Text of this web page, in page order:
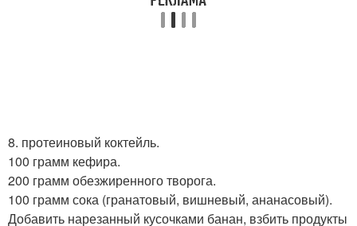
8. протеиновый коктейль.
100 грамм кефира.
200 грамм обезжиренного творога.
100 грамм сока (гранатовый, вишневый, ананасовый).
Добавить нарезанный кусочками банан, взбить продукты